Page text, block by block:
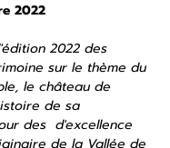
2022
2022 des
sur le thème du
le château de
de sa
des d'excellence
de la Vallée de